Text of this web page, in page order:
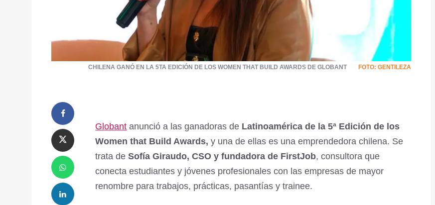
CHILENA GANÓ EN LA 5TA EDICIÓN DE LOS WOMEN THAT BUILD AWARDS DE GLOBANT FOTO: GENTILEZA
Globant anunció a las ganadoras de Latinoamérica de la 5ª Edición de los
Women that Build Awards, y una de ellas es una emprendedora chilena. Se
trata deSofía Giraudo, CSO y fundadora de FirstJob, consultora que
conecta estudiantes y jóvenes profesionales con las empresas de mayor
renombre para trabajos, prácticas, pasantías y trainee.